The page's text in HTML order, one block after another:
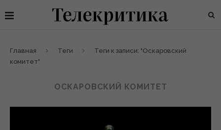
Главная Теги
Теги к записи: "Оскаровский
комитет"
ОСКАРОВСКИЙ КОМИТЕТ